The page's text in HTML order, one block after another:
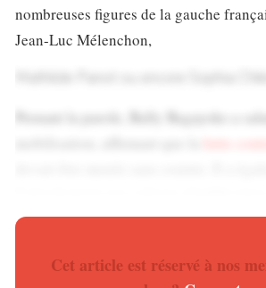
nombreuses figures de la gauche
Jean-Luc Mélenchon,
Prenant la parole, Bally Bagayoko a
institutions qu’il juge parfois
Cet article est réservé à nos